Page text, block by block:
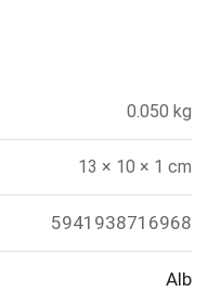
0.050 kg
13 × 10 × 1 cm
5941938716968
Alb